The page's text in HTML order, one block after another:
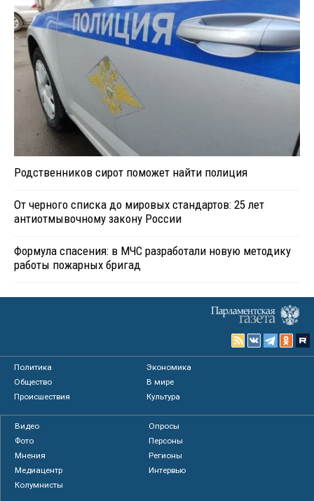
Родственников сирот поможет найти полиция
От черного списка до мировых стандартов: 25 лет
антиотмывочному закону России
Формула спасения: в МЧС разработали новую методику
работы пожарных бригад
Политика
Экономика
Общество
В мире
Происшествия
Культура
Видео
Опросы
Фото
Персоны
Мнения
Регионы
Медиацентр
Интервью
Колумнисты